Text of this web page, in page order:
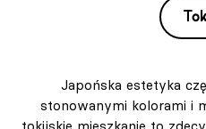
Japońska estetyka
stonowanymi kolorami i